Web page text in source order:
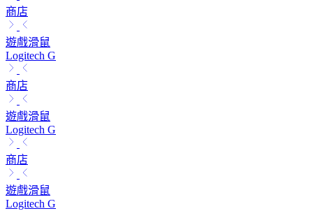
商店
遊戲滑鼠
Logitech G
商店
遊戲滑鼠
Logitech G
商店
遊戲滑鼠
Logitech G